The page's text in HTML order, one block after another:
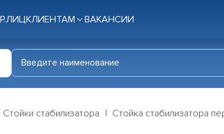
КЛИЕНТАМ ВАКАНСИИ
Стойки стабилизатора Стойка стабилизатора